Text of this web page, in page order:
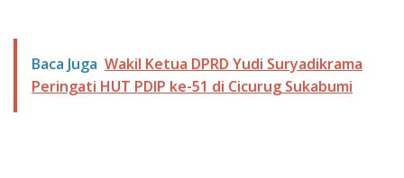
Baca Juga Wakil Ketua DPRD Yudi Suryadikrama
Peringati HUT PDIP ke-51 di Cicurug Sukabumi